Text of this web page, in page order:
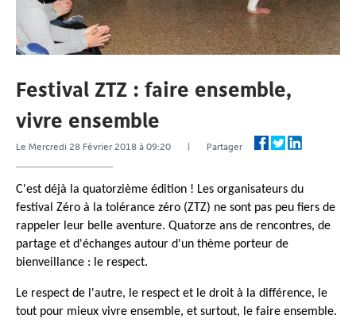
Festival ZTZ : faire ensemble,
vivre ensemble
Le Mercredi 28 Février 2018 à 09:20 | Partager
C'est déjà la quatorzième édition ! Les organisateurs du
festival Zéro à la tolérance zéro (ZTZ) ne sont pas peu fiers de
rappeler leur belle aventure. Quatorze ans de rencontres, de
partage et d'échanges autour d'un thème porteur de
bienveillance : le respect.
Le respect de l'autre, le respect et le droit à la différence, le
tout pour mieux vivre ensemble, et surtout, le faire ensemble.